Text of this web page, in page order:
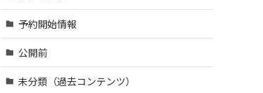
予約開始情報
公開前
未分類（過去コンテンツ）